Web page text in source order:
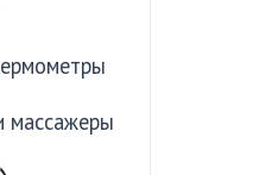
массажеры